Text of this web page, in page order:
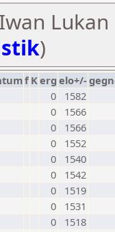
Lukan
)
f Kerg elo+/-
0
1582
0
1566
0
1566
0
1552
0
1540
0
1542
0
1519
0
1531
0
1518